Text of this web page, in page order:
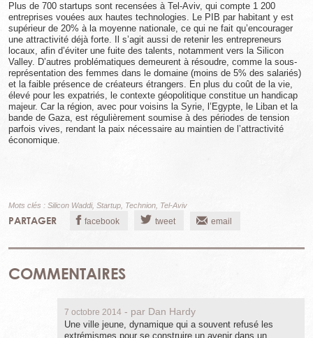
Plus de 700 startups sont recensées à Tel-Aviv, qui compte 1 200
entreprises vouées aux hautes technologies. Le PIB par habitant y est
supérieur de 20% à la moyenne nationale, ce qui ne fait qu’encourager
une attractivité déjà forte. Il s’agit aussi de retenir les entrepreneurs
locaux, afin d’éviter une fuite des talents, notamment vers la Silicon
Valley. D’autres problématiques demeurent à résoudre, comme la sous-
représentation des femmes dans le domaine (moins de 5% des salariés)
et la faible présence de créateurs étrangers. En plus du coût de la vie,
élevé pour les expatriés, le contexte géopolitique constitue un handicap
majeur. Car la région, avec pour voisins la Syrie, l’Egypte, le Liban et la
bande de Gaza, est régulièrement soumise à des périodes de tension
parfois vives, rendant la paix nécessaire au maintien de l’attractivité
économique.
Mots clés : Silicon Waddi, Startup Technion Tel-Aviv
PARTAGER facebook tweet email
COMMENTAIRES
7 octobre 2014- par Dan Hardy
Une ville jeune, dynamique qui a souvent refusé les
extrémismes pour se construire un avenir dans un